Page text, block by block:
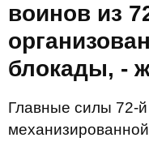
воинов из
блокады, -
Главные силы 72-й